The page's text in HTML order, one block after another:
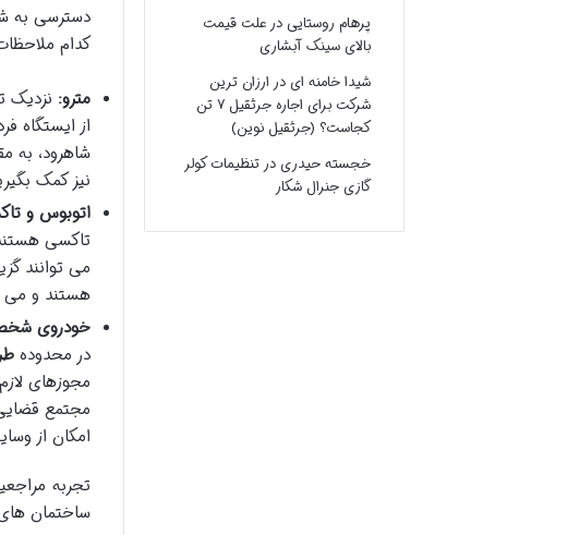
دسترسی به
کدام
مترو: نزدیک
شاهرود، به
نیز کمک
اتوبوس و
تاکسی
می توانند
هستند و می
خودروی
در محدوده
مجوزهای
مجتمع
امکان از
تجربه
ساختمان
پرهام روستاییدرعلت قیمت
بالای سینک آبشاری
شیدا خامنه ایدر ارزان ترین
شرکت برای اجاره جرثقیل ۷ تن
کجاست؟ (جرثقیل نوین)
خجسته حیدریدرتنظیمات کولر
گازی جنرال شکار